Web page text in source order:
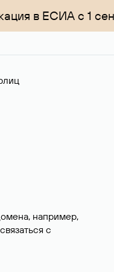
в ЕСИА с 1
например,
с